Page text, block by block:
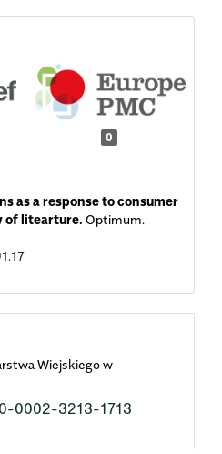
0
as a response to consumer
of litearture. Optimum.
Wiejskiego w
0002-3213-1713